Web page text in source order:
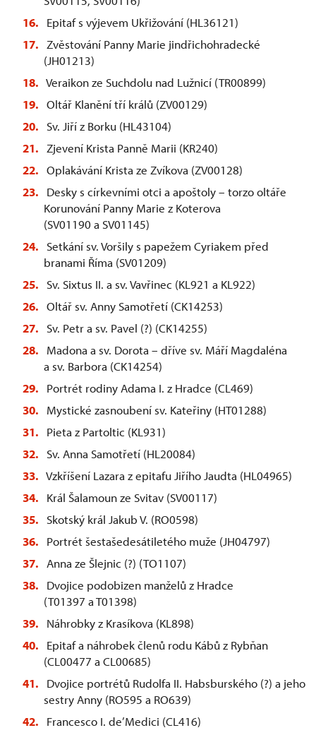
Epitaf s výjevem Ukřižování (HL36121)
Zvěstování Panny Marie jindřichohradecké
(JH01213)
Veraikon ze Suchdolu nad Lužnicí (TR00899)
Oltář Klanění tří králů (ZV00129)
Sv. Jiří z Borku (HL43104)
Zjevení Krista Panně Marii (KR240)
Oplakávání Krista ze Zvíkova (ZV00128)
Desky s církevními otci a apoštoly – torzo oltáře
Korunování Panny Marie z Koterova
(SV01190 a SV01145)
Setkání sv. Voršily s papežem Cyriakem před
branami Říma (SV01209)
Sv. Sixtus II. a sv. Vavřinec (KL921 a KL922)
Oltář sv. Anny Samotřetí (CK14253)
Sv. Petr a sv. Pavel (?) (CK14255)
Madona a sv. Dorota – dříve sv. Máří Magdaléna
a sv. Barbora (CK14254)
Portrét rodiny Adama I. z Hradce (CL469)
Mystické zasnoubení sv. Kateřiny (HT01288)
Pieta z Partoltic (KL931)
Sv. Anna Samotřetí (HL20084)
Vzkříšení Lazara z epitafu Jiřího Jaudta (HL04965)
Král Šalamoun ze Svitav (SV00117)
Skotský král Jakub V. (RO0598)
Portrét šestašedesátiletého muže (JH04797)
Anna ze Šlejnic (?) (TO1107)
Dvojice podobizen manželů z Hradce
(T01397 a T01398)
Náhrobky z Krasíkova (KL898)
Epitaf a náhrobek členů rodu Kábů z Rybňan
(CL00477 a CL00685)
Dvojice portrétů Rudolfa II. Habsburského (?) a jeho
sestry Anny (RO595 a RO639)
Francesco I. de’Medici (CL416)